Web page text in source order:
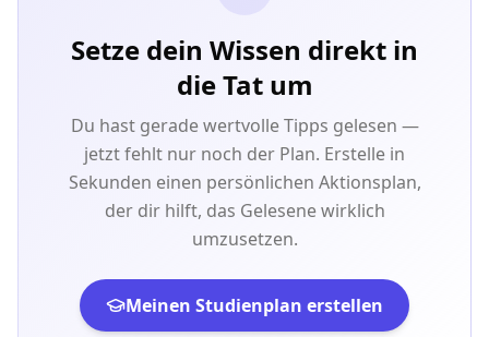
Setze dein Wissen direkt in
die Tat um
Du hast gerade wertvolle Tipps gelesen —
jetzt fehlt nur noch der Plan. Erstelle in
Sekunden einen persönlichen Aktionsplan,
der dir hilft, das Gelesene wirklich
umzusetzen.
Meinen Studienplan erstellen